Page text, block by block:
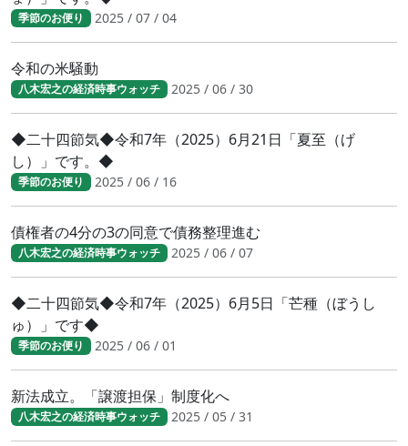
季節のお便り 2025 / 07 / 04
令和の米騒動
八木宏之の経済時事ウォッチ 2025 / 06 / 30
◆二十四節気◆令和7年（2025）6月21日「夏至（げ
し）」です。◆
季節のお便り 2025 / 06 / 16
債権者の4分の3の同意で債務整理進む
八木宏之の経済時事ウォッチ 2025 / 06 / 07
◆二十四節気◆令和7年（2025）6月5日「芒種（ぼうし
ゅ）」です◆
季節のお便り 2025 / 06 / 01
新法成立。「譲渡担保」制度化へ
八木宏之の経済時事ウォッチ 2025 / 05 / 31